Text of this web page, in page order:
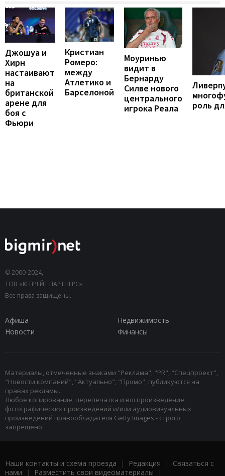
Джошуа и
Хирн
настаивают
на
британской
арене для
боя с
Фьюри
Кристиан
Ромеро:
между
Атлетико и
Барселоной
Моуринью
видит в
Бернарду
Силве нового
центрального
игрока Реала
роль
© 2000-2024,
ТОВ «КЕПРЕЙТ ПАРТНЕРС».
Все права защищены.
Афиша
Недвижимость
Новости
Финансы
Материалы, отмеченные знаками "Реклама", "PR", "Спецпроект",
"Новости компаний", "Актуально", "Промо", публикуются на
правах рекламы.
Любое копирование, перепечатка и воспроизведение
фотографических произведений и/или аудиовизуальных
произведений правообладателя Getty Images - строго
запрещено.
Наши контакты и схема проезда | Редакция | Связаться с
нами | Разместить свои видеоматериалы |